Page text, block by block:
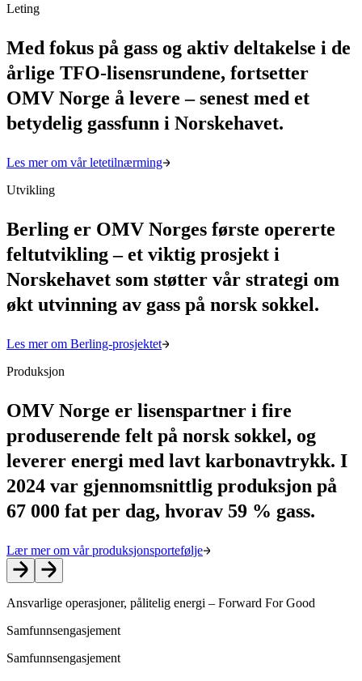
Leting
Med fokus på gass og aktiv deltakelse i de
årlige TFO-lisensrundene, fortsetter
OMV Norge å levere – senest med et
betydelig gassfunn i Norskehavet.
Les mer om vår letetilnærming
Utvikling
Berling er OMV Norges første opererte
feltutvikling – et viktig prosjekt i
Norskehavet som støtter vår strategi om
økt utvinning av gass på norsk sokkel.
Les mer om Berling-prosjektet
Produksjon
OMV Norge er lisenspartner i fire
produserende felt på norsk sokkel, og
leverer energi med lavt karbonavtrykk. I
2024 var gjennomsnittlig produksjon på
67 000 fat per dag, hvorav 59 % gass.
Lær mer om vår produksjonsportefølje
Ansvarlige operasjoner, pålitelig energi – Forward For Good
Samfunnsengasjement
Samfunnsengasjement